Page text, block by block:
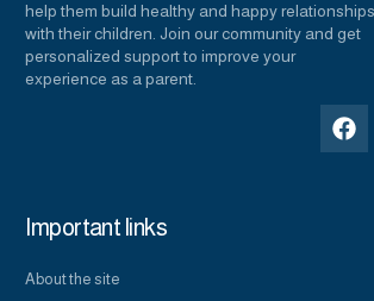
help them build healthy and happy relationships
with their children. Join our community and get
personalized support to improve your
experience as a parent.
Important links
About the site